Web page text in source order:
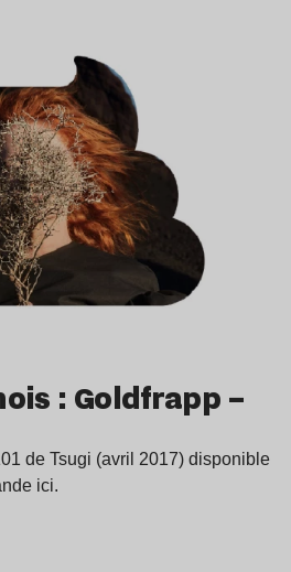
: Goldfrapp –
de Tsugi (avril 2017) disponible
ici.